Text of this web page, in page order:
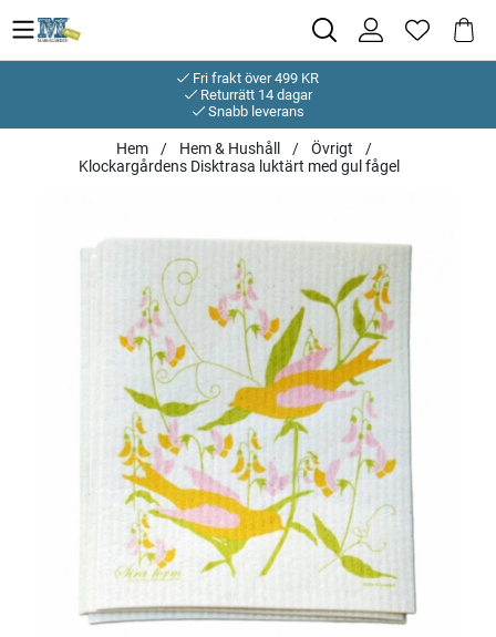
Fri frakt över 499 KR
Returrätt 14 dagar
Snabb leverans
Hem Hem & Hushåll
Övrigt
Klockargårdens Disktrasa luktärt med gul fågel